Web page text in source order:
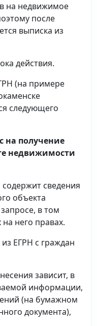
на недвижимое
после
выписка из
действия.
(на примере
следующего
на получение
недвижимости
сведения
объекта
в том
него правах.
ЕГРН с граждан
зависит, в
информации,
(на бумажном
документа),